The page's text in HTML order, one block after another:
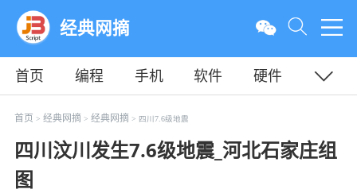
经典网摘
首页 编程 手机 软件
硬件
教程
平面 服务器
首页 > 经典网摘 > 经典网摘 > 四川7.6级地震
四川汶川发生7.6级地震_河北石家庄组
图